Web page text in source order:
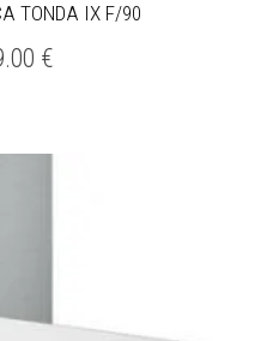
TONDA IX F/90
€